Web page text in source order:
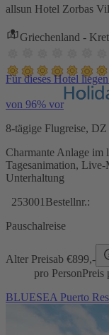
allsun Hotel Zorbas
Griechenland -
Für dieses Hotel
von 96% vor
8-tägige Flugreise,
Charmante Anlage im
Tagesanimation,
Unterhaltung
253001 Bestellnr.:
Pauschalreise
Alter Preisab €899,-
pro PersonPreis
BLUESEA Puerto